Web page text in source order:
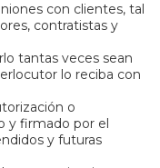
con clientes, tal
contratistas y
tantas veces sean
lo reciba con
o
y firmado por el
y futuras